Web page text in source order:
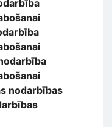
nodarbības